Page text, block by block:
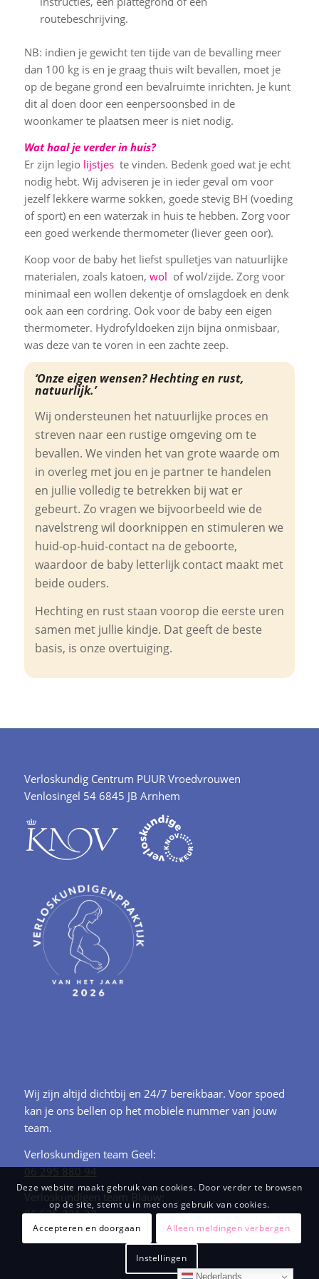
routebeschrijving.
NB: indien je gewicht ten tijde van de bevalling meer
dan 100 kg is en je graag thuis wilt bevallen, moet je
op de begane grond een bevalruimte inrichten. Je kunt
dit al doen door een eenpersoonsbed in de
woonkamer te plaatsen meer is niet nodig.
Wat haal je verder in huis?
Er zijn legio lijstjeste vinden. Bedenk goed wat je echt
nodig hebt. Wij adviseren je in ieder geval om voor
jezelf lekkere warme sokken, goede stevig BH (voeding
of sport) en een waterzak in huis te hebben. Zorg voor
een goed werkende thermometer (liever geen oor).
Koop voor de baby het liefst spulletjes van natuurlijke
materialen, zoals katoen, wol of wol/zijde. Zorg voor
minimaal een wollen dekentje of omslagdoek en denk
ook aan een cordring. Ook voor de baby een eigen
thermometer. Hydrofyldoeken zijn bijna onmisbaar,
was deze van te voren in een zachte zeep.
‘Onze eigen wensen? Hechting en rust,
natuurlijk.’
Wij ondersteunen het natuurlijke proces en
streven naar een rustige omgeving om te
bevallen. We vinden het van grote waarde om
in overleg met jou en je partner te handelen
en jullie volledig te betrekken bij wat er
gebeurt. Zo vragen we bijvoorbeeld wie de
navelstreng wil doorknippen en stimuleren we
huid-op-huid-contact na de geboorte,
waardoor de baby letterlijk contact maakt met
beide ouders.
Hechting en rust staan voorop die eerste uren
samen met jullie kindje. Dat geeft de beste
basis, is onze overtuiging.
Verloskundig Centrum PUUR Vroedvrouwen
Venlosingel 54 6845 JB Arnhem
Wij zijn altijd dichtbij en 24/7 bereikbaar. Voor spoed
kan je ons bellen op het mobiele nummer van jouw
team.
Verloskundigen team Geel:
06 295 880 94
Verloskundigen team Blauw:
06 535 321 27
Deze website maakt gebruik van cookies. Door verder te browsen
op de site, stemt u in met ons gebruik van cookies.
Accepteren en doorgaan
Alleen meldingen verbergen
Instellingen
Nederlands